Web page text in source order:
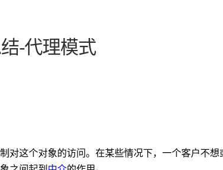
-代理模式
对这个对象的访问。在某些情况下，一个客户不